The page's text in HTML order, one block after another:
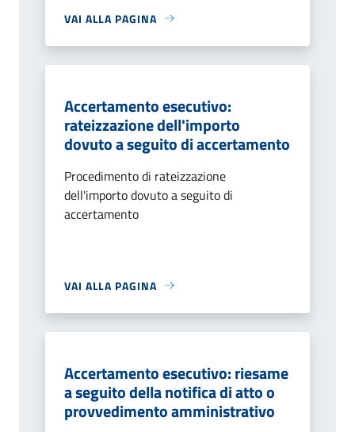
VAI ALLA PAGINA
Accertamento esecutivo:
rateizzazione dell'importo
dovuto a seguito di accertamento
Procedimento di rateizzazione
dell'importo dovuto a seguito di
accertamento
VAI ALLA PAGINA
Accertamento esecutivo: riesame
a seguito della notifica di atto o
provvedimento amministrativo